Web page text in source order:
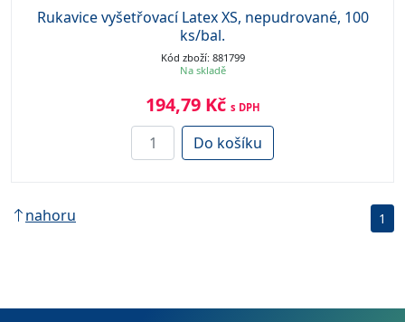
Rukavice vyšetřovací Latex XS, nepudrované, 100
ks/bal.
Kód zboží: 881799
Na skladě
194,79 Kč s DPH
Do košíku
nahoru 1